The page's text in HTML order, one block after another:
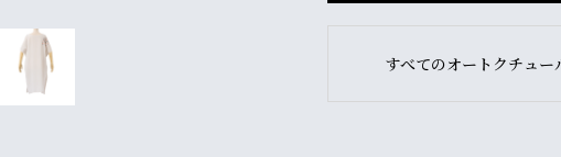
すべてのオートクチュー